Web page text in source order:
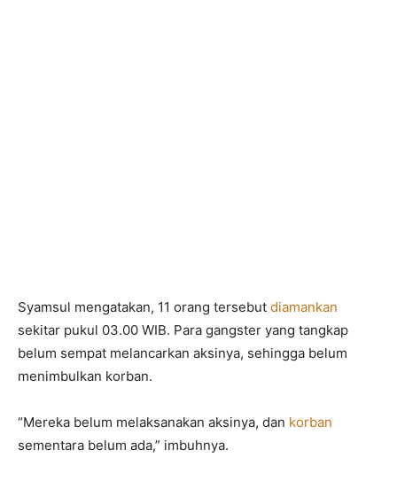
Syamsul mengatakan, 11 orang tersebut diamankan
sekitar pukul 03.00 WIB. Para gangster yang tangkap
belum sempat melancarkan aksinya, sehingga belum
menimbulkan korban.
“Mereka belum melaksanakan aksinya, dan korban
sementara belum ada,” imbuhnya.